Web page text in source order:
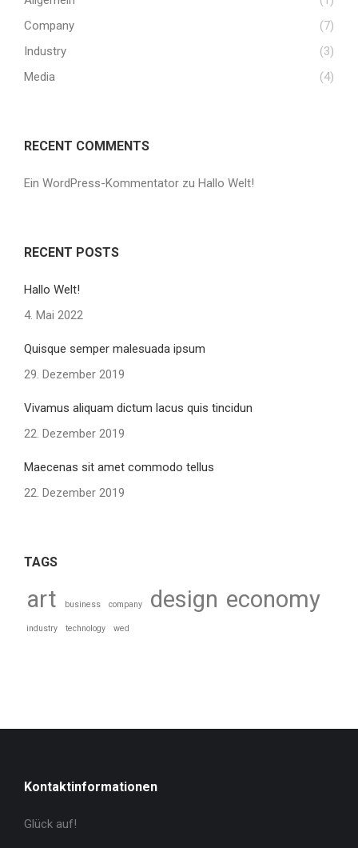
Company
(7)
Industry
(3)
Media
(4)
RECENT COMMENTS
Ein WordPress-Kommentator zu Hallo Welt!
RECENT POSTS
Hallo Welt!
4. Mai 2022
Quisque semper malesuada ipsum
29. Dezember 2019
Vivamus aliquam dictum lacus quis tincidun
22. Dezember 2019
Maecenas sit amet commodo tellus
22. Dezember 2019
TAGS
art business company design economy
industry technology wed
Kontaktinformationen
Glück auf!